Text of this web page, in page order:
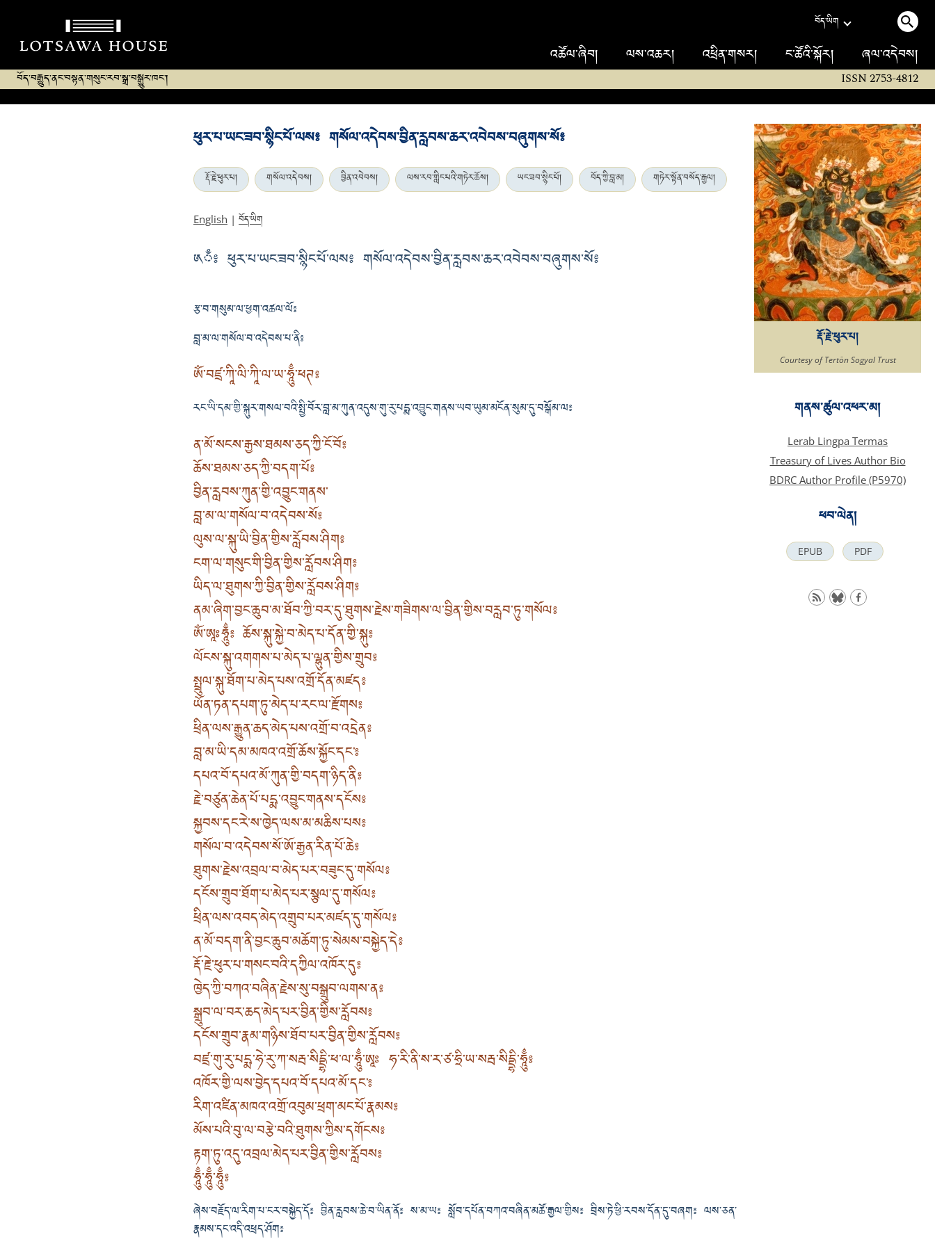
བོད་ཡིག
འཚོལ་ཞིབ། ལས་འཆར། འཕྲིན་གསར། ང་ཚོའི་སྐོར། ཞལ་འདེབས།
བོད་བརྒྱུད་ནང་བསྟན་གསུང་རབ་སྒྲ་བསྒྱུར་ཁང་། ISSN 2753-4812
ཕུར་པ་ཡང་ཟབ་སྙིང་པོ་ལས༔ གསོལ་འདེབས་བྱིན་རླབས་ཆར་འབེབས་བཞུགས་སོ༔
རྡོ་རྗེ་ཕུར་པ། གསོལ་འདེབས། བྱིན་འབེབས། ལས་རབ་གླིང་པའི་གཏེར་ཆོས། ཡང་ཟབ་སྙིང་པོ། བོད་ཀྱི་བླ་མ། གཏེར་སྟོན་བསོད་རྒྱལ།
English | བོད་ཡིག
༁ྃ༔ ཕུར་པ་ཡང་ཟབ་སྙིང་པོ་ལས༔ གསོལ་འདེབས་བྱིན་རླབས་ཆར་འབེབས་བཞུགས་སོ༔
རྩ་བ་གསུམ་ལ་ཕྱག་འཚལ་ལོ༔
བླ་མ་ལ་གསོལ་བ་འདེབས་པ་ནི༔
ཨོཾ་བཛྲ་ཀཱི་ལི་ཀཱི་ལ་ཡ་ཧཱུྂ་ཕཊ༔
རང་ཡི་དམ་གྱི་སྐུར་གསལ་བའི་སྤྱི་བོར་བླ་མ་ཀུན་འདུས་གུ་རུ་པདྨ་འབྱུང་གནས་ཡབ་ཡུམ་མངོན་སུམ་དུ་བསྒོམ་ལ༔
ན་མོ་སངས་རྒྱས་ཐམས་ཅད་ཀྱི་ངོ་བོ༔
ཆོས་ཐམས་ཅད་ཀྱི་བདག་པོ༔
བྱིན་རླབས་ཀུན་གྱི་འབྱུང་གནས་
བླ་མ་ལ་གསོལ་བ་འདེབས་སོ༔
ལུས་ལ་སྐུ་ཡི་བྱིན་གྱིས་རློབས་ཤིག༔
ངག་ལ་གསུང་གི་བྱིན་གྱིས་རློབས་ཤིག༔
ཡིད་ལ་ཐུགས་ཀྱི་བྱིན་གྱིས་རློབས་ཤིག༔
ནམ་ཞིག་བྱང་ཆུབ་མ་ཐོབ་ཀྱི་བར་དུ་ཐུགས་རྗེས་གཟིགས་ལ་བྱིན་གྱིས་བརླབ་ཏུ་གསོལ༔
ཨོཾ་ཨཱཿཧཱུྂ༔ ཆོས་སྐུ་སྐྱེ་བ་མེད་པ་དོན་གྱི་སྐུ༔
ལོངས་སྐུ་འགགས་པ་མེད་པ་ལྷུན་གྱིས་གྲུབ༔
སྤྲུལ་སྐུ་ཐོག་པ་མེད་པས་འགྲོ་དོན་མཛད༔
ཡོན་ཏན་དཔག་ཏུ་མེད་པ་རང་ལ་རྫོགས༔
ཕྲིན་ལས་རྒྱུན་ཆད་མེད་པས་འགྲོ་བ་འདྲེན༔
བླ་མ་ཡི་དམ་མཁའ་འགྲོ་ཆོས་སྐྱོང་དང་༔
དཔའ་བོ་དཔའ་མོ་ཀུན་གྱི་བདག་ཉིད་ནི༔
རྗེ་བཙུན་ཆེན་པོ་པདྨ་འབྱུང་གནས་དངོས༔
སྐྱབས་དང་རེ་ས་ཁྱེད་ལས་མ་མཆིས་པས༔
གསོལ་བ་འདེབས་སོ་ཨོ་རྒྱན་རིན་པོ་ཆེ༔
ཐུགས་རྗེས་འབྲལ་བ་མེད་པར་བཟུང་དུ་གསོལ༔
དངོས་གྲུབ་ཐོག་པ་མེད་པར་སྩལ་དུ་གསོལ༔
ཕྲིན་ལས་འབད་མེད་འགྲུབ་པར་མཛད་དུ་གསོལ༔
ན་མོ་བདག་ནི་བྱང་ཆུབ་མཆོག་ཏུ་སེམས་བསྐྱེད་དེ༔
རྡོ་རྗེ་ཕུར་པ་གསང་བའི་དཀྱིལ་འཁོར་དུ༔
ཁྱེད་ཀྱི་བཀའ་བཞིན་རྗེས་སུ་བསྒྲུབ་ལགས་ན༔
སྒྲུབ་ལ་བར་ཆད་མེད་པར་བྱིན་གྱིས་རློབས༔
དངོས་གྲུབ་རྣམ་གཉིས་ཐོབ་པར་བྱིན་གྱིས་རློབས༔
བཛྲ་གུ་རུ་པདྨ་ཧེ་རུ་ཀ་སརྦ་སིདྡྷི་ཕ་ལ་ཧཱུྂ་ཨཱཿ ཧ་རི་ནི་ས་ར་ཙ་ཧྲི་ཡ་སརྦ་སིདྡྷི་ཧཱུྂ༔
འཁོར་གྱི་ལས་བྱེད་དཔའ་བོ་དཔའ་མོ་དང་༔
རིག་འཛིན་མཁའ་འགྲོ་འབུམ་ཕྲག་མང་པོ་རྣམས༔
མོས་པའི་བུ་ལ་བརྩེ་བའི་ཐུགས་ཀྱིས་དགོངས༔
རྟག་ཏུ་འདུ་འབྲལ་མེད་པར་བྱིན་གྱིས་རློབས༔
ཧཱུྂ་ཧཱུྂ་ཧཱུྂ༔
ཞེས་བརྗོད་ལ་རིག་པ་ངར་བསྐྱེད་དོ༔ བྱིན་རླབས་ཆེ་བ་ཡིན་ནོ༔ ས་མ་ཡ༔ སློབ་དཔོན་བཀའ་བཞིན་མཚོ་རྒྱལ་གྱིས༔ བྲིས་ཏེ་ཕྱི་རབས་དོན་དུ་བཞག༔ ལས་ཅན་
རྣམས་དང་འདི་འཕྲད་ཤོག༔
རྡོ་རྗེ་ཕུར་པ།
Courtesy of Tertön Sogyal Trust
གནས་ཚུལ་འཕར་མ།
Lerab Lingpa Termas
Treasury of Lives Author Bio
BDRC Author Profile (P5970)
ཕབ་ལེན།
EPUB PDF